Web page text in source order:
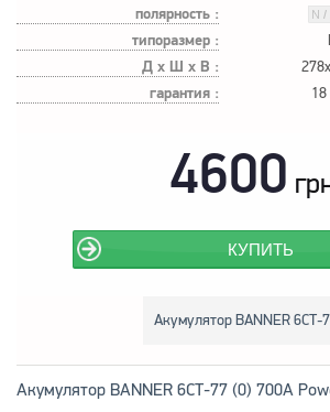
полярность :
типоразмер :
Д х Ш х В :
гарантия : 18
4600
КУПИТЬ
Акумулятор BANNER
Акумулятор BANNER 6СТ-77 (0) 700А